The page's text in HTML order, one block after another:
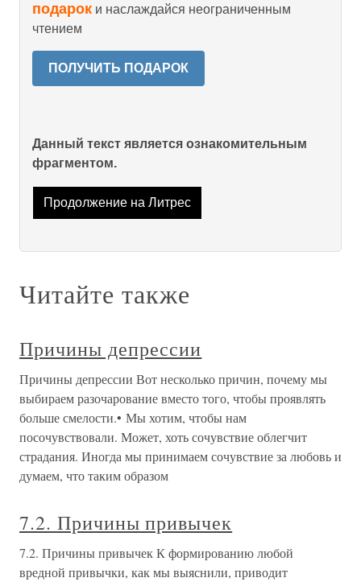
подарок и наслаждайся неограниченным
чтением
ПОЛУЧИТЬ ПОДАРОК
Данный текст является ознакомительным
фрагментом.
Продолжение на Литрес
Читайте также
Причины депрессии
Причины депрессии Вот несколько причин, почему мы
выбираем разочарование вместо того, чтобы проявлять
больше смелости.• Мы хотим, чтобы нам
посочувствовали. Может, хоть сочувствие облегчит
страдания. Иногда мы принимаем сочувствие за любовь и
думаем, что таким образом
7.2. Причины привычек
7.2. Причины привычек К формированию любой
вредной привычки, как мы выяснили, приводит